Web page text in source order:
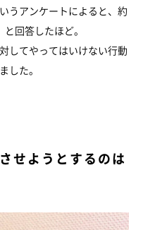
うアンケートによると、約
回答したほど。
してやってはいけない行動
した。
せようとするのは